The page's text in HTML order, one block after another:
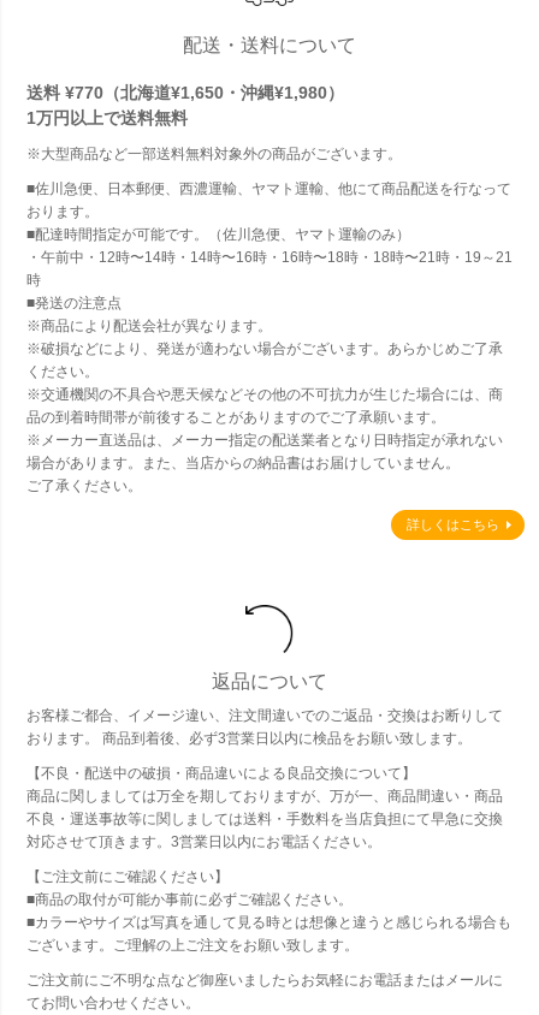
配送・送料について
送料 ¥770（北海道¥1,650・沖縄¥1,980）
1万円以上で送料無料
※大型商品など一部送料無料対象外の商品がございます。
■佐川急便、日本郵便、西濃運輸、ヤマト運輸、他にて商品配送を行なって
おります。
■配達時間指定が可能です。（佐川急便、ヤマト運輸のみ）
・午前中・12時〜14時・14時〜16時・16時〜18時・18時〜21時・19～21
時
■発送の注意点
※商品により配送会社が異なります。
※破損などにより、発送が適わない場合がございます。あらかじめご了承
ください。
※交通機関の不具合や悪天候などその他の不可抗力が生じた場合には、商
品の到着時間帯が前後することがありますのでご了承願います。
※メーカー直送品は、メーカー指定の配送業者となり日時指定が承れない
場合があります。また、当店からの納品書はお届けしていません。
ご了承ください。
詳しくはこちら
返品について
お客様ご都合、イメージ違い、注文間違いでのご返品・交換はお断りして
おります。 商品到着後、必ず3営業日以内に検品をお願い致します。
【不良・配送中の破損・商品違いによる良品交換について】
商品に関しましては万全を期しておりますが、万が一、商品間違い・商品
不良・運送事故等に関しましては送料・手数料を当店負担にて早急に交換
対応させて頂きます。3営業日以内にお電話ください。
【ご注文前にご確認ください】
■商品の取付が可能か事前に必ずご確認ください。
■カラーやサイズは写真を通して見る時とは想像と違うと感じられる場合も
ございます。ご理解の上ご注文をお願い致します。
ご注文前にご不明な点など御座いましたらお気軽にお電話またはメールに
てお問い合わせください。